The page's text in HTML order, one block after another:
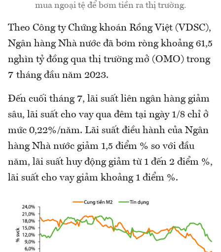
mua ngoại tệ để bơm tiền ra thị trường.
Theo Công ty Chứng khoán Rồng Việt (VDSC),
Ngân hàng Nhà nước đã bơm ròng khoảng 61,5
nghìn tỷ đồng qua thị trường mở (OMO) trong
7 tháng đầu năm 2023.
Đến cuối tháng 7, lãi suất liên ngân hàng giảm
sâu, lãi suất cho vay qua đêm tại ngày 1/8 chỉ ở
mức 0,22%/năm. Lãi suất điều hành của Ngân
hàng Nhà nước giảm 1,5 điểm % so với đầu
năm, lãi suất huy động giảm từ 1 đến 2 điểm %,
lãi suất cho vay giảm khoảng 1 điểm %.